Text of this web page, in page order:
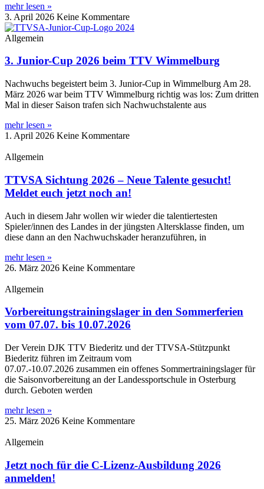
mehr lesen »
3. April 2026 Keine Kommentare
Allgemein
3. Junior-Cup 2026 beim TTV Wimmelburg
Nachwuchs begeistert beim 3. Junior-Cup in Wimmelburg Am 28.
März 2026 war beim TTV Wimmelburg richtig was los: Zum dritten
Mal in dieser Saison trafen sich Nachwuchstalente aus
mehr lesen »
1. April 2026 Keine Kommentare
Allgemein
TTVSA Sichtung 2026 – Neue Talente gesucht!
Meldet euch jetzt noch an!
Auch in diesem Jahr wollen wir wieder die talentiertesten
Spieler/innen des Landes in der jüngsten Altersklasse finden, um
diese dann an den Nachwuchskader heranzuführen, in
mehr lesen »
26. März 2026 Keine Kommentare
Allgemein
Vorbereitungstrainingslager in den Sommerferien
vom 07.07. bis 10.07.2026
Der Verein DJK TTV Biederitz und der TTVSA-Stützpunkt
Biederitz führen im Zeitraum vom
07.07.-10.07.2026 zusammen ein offenes Sommertrainingslager für
die Saisonvorbereitung an der Landessportschule in Osterburg
durch. Geboten werden
mehr lesen »
25. März 2026 Keine Kommentare
Allgemein
Jetzt noch für die C-Lizenz-Ausbildung 2026
anmelden!